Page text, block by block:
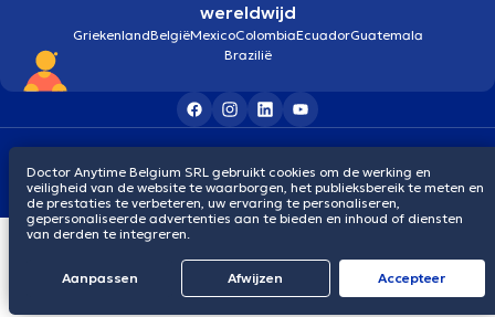
wereldwijd
GriekenlandBelgiëMexicoColombiaEcuadorGuatemala
Brazilië
Algemene voorwaardenCookiesPrivacybeleid
© 2026 doctoranytime
Doctor Anytime Belgium SRL gebruikt cookies om de werking en
veiligheid van de website te waarborgen, het publieksbereik te meten en
de prestaties te verbeteren, uw ervaring te personaliseren,
gepersonaliseerde advertenties aan te bieden en inhoud of diensten
van derden te integreren.
Aanpassen Afwijzen Αccepteer